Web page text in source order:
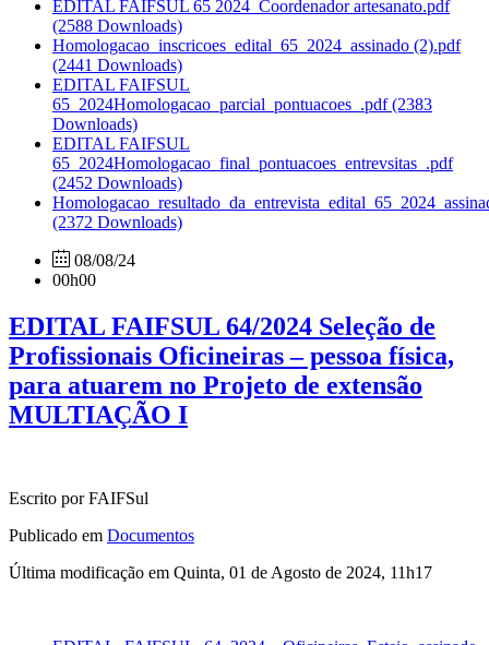
EDITAL FAIFSUL 65 2024_Coordenador artesanato.pdf
(2588 Downloads)
Homologacao_inscricoes_edital_65_2024_assinado (2).pdf
(2441 Downloads)
EDITAL FAIFSUL
65_2024Homologacao_parcial_pontuacoes_.pdf(2383
Downloads)
EDITAL FAIFSUL
65_2024Homologacao_final_pontuacoes_entrevsitas_.pdf
(2452 Downloads)
(2372 Downloads)
08/08/24
00h00
EDITAL FAIFSUL 64/2024 Seleção de
Profissionais Oficineiras – pessoa física,
para atuarem no Projeto de extensão
MULTIAÇÃO I
Escrito por FAIFSul
Publicado em Documentos
Última modificação em Quinta, 01 de Agosto de 2024, 11h17